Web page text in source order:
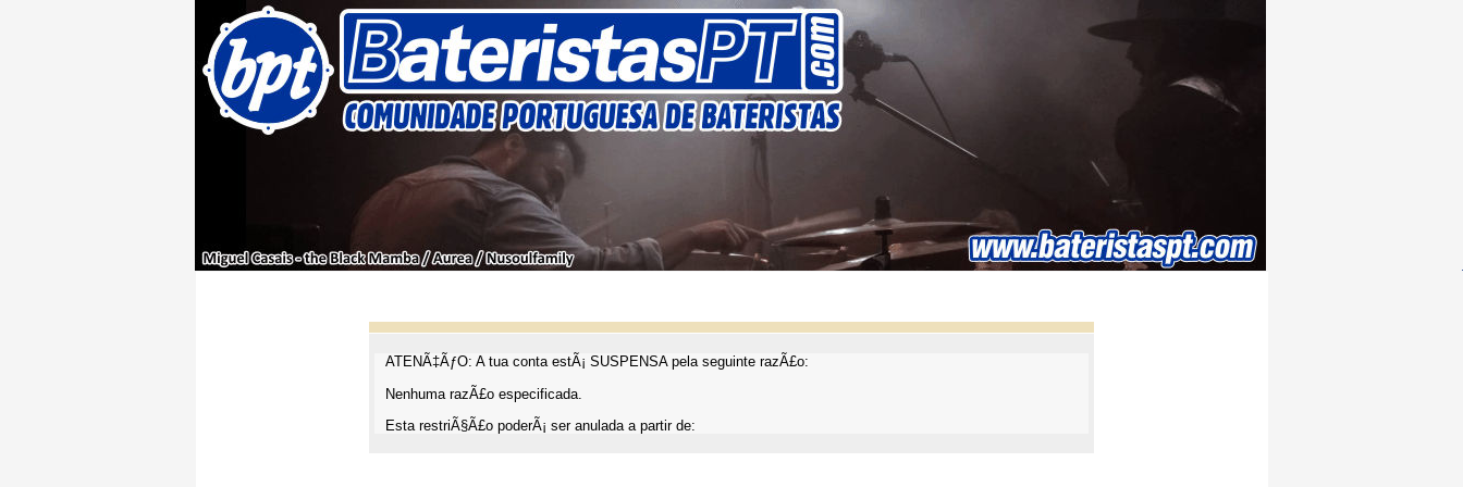
ATENÃ‡ÃƒO: A tua conta estÃ¡ SUSPENSA pela seguinte razÃ£o:
Nenhuma razÃ£o especificada.
Esta restriÃ§Ã£o poderÃ¡ ser anulada a partir de: